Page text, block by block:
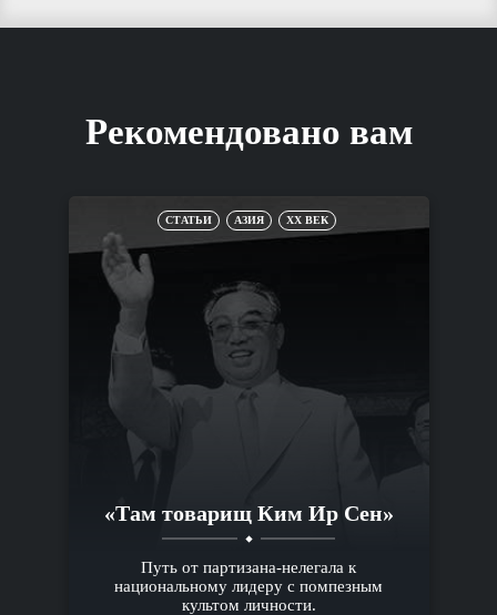
Рекомендовано вам
СТАТЬИ АЗИЯ XX ВЕК
«Там товарищ Ким Ир Сен»
Путь от партизана-нелегала к
национальному лидеру с помпезным
культом личности.